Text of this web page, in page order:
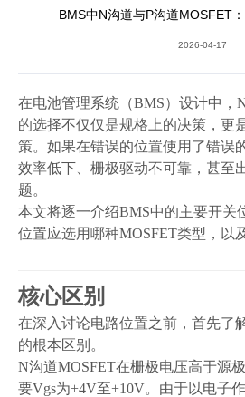
BMS中N沟道与P沟道MOSFET
2026-04-17
在电池管理系统（BMS）设计中，
的选择不仅仅是规格上的决策，更
策。如果在错误的位置使用了错误
效率低下、栅极驱动不可靠，甚至
题。
本文将逐一介绍BMS中的主要开关
位置应选用哪种MOSFET类型，以
核心区别
在深入讨论电路位置之前，首先了
的根本区别 。
N沟道MOSFET在栅极电压高于源
要Vgs为+4V至+10V。由于以电子